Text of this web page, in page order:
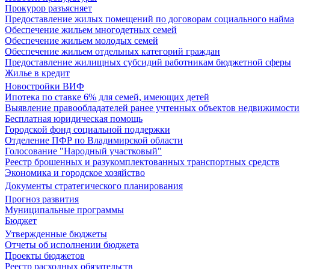
Прокурор разъясняет
Предоставление жилых помещений по договорам социального найма
Обеспечение жильем многодетных семей
Обеспечение жильем молодых семей
Обеспечение жильем отдельных категорий граждан
Предоставление жилищных субсидий работникам бюджетной сферы
Жилье в кредит
Новостройки ВИФ
Ипотека по ставке 6% для семей, имеющих детей
Выявление правообладателей ранее учтенных объектов недвижимости
Бесплатная юридическая помощь
Городской фонд социальной поддержки
Отделение ПФР по Владимирской области
Голосование "Народный участковый"
Реестр брошенных и разукомплектованных транспортных средств
Экономика и городское хозяйство
Документы стратегического планирования
Прогноз развития
Муниципальные программы
Бюджет
Утвержденные бюджеты
Отчеты об исполнении бюджета
Проекты бюджетов
Реестр расходных обязательств